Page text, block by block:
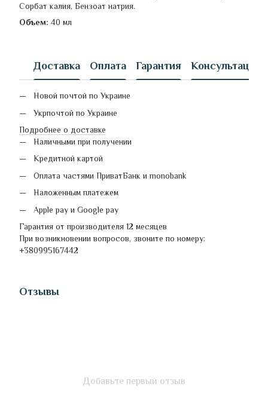
Сорбат калия, Бензоат натрия.
Объем: 40 мл
Доставка Оплата Гарантия Консультация
Новой почтой по Украине
Укрпочтой по Украине
Подробнее о доставке
Наличными при получении
Кредитной картой
Оплата частями ПриватБанк и monobank
Наложенным платежем
Apple pay и Google pay
Гарантия от производителя 12 месяцев
При возникновении вопросов, звоните по номеру:
+380995167442
Отзывы
Добавьте первый отзыв